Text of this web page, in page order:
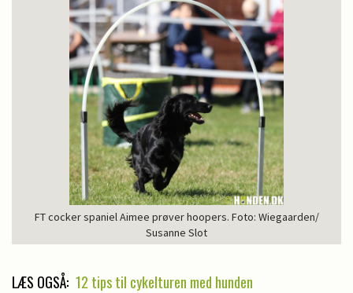
FT cocker spaniel Aimee prøver hoopers. Foto: Wiegaarden/
Susanne Slot
LÆS OGSÅ: 12 tips til cykelturen med hunden